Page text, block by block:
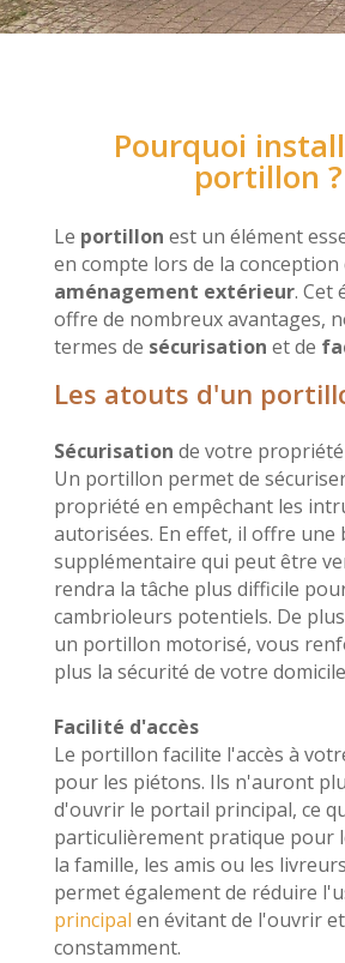
Pourquoi
portillon ?
Le portillon est un élément
en compte lors de la conception
aménagement extérieur. Cet
offre de nombreux avantages,
termes de sécurisation et de
Les atouts d'un
Sécurisation de votre propriété
Un portillon permet de
propriété en empêchant les
autorisées. En effet, il offre une
supplémentaire qui peut être
rendra la tâche plus difficile
cambrioleurs potentiels. De
un portillon motorisé, vous
plus la sécurité de votre
Facilité d'accès
Le portillon facilite l'accès à
pour les piétons. Ils n'auront
d'ouvrir le portail principal, ce
particulièrement pratique pour
la famille, les amis ou les
permet également de réduire
principal en évitant de l'ouvrir
constamment.